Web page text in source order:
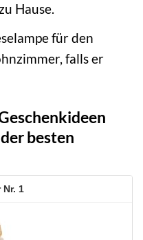
Hause.
für den
falls er
besten
1